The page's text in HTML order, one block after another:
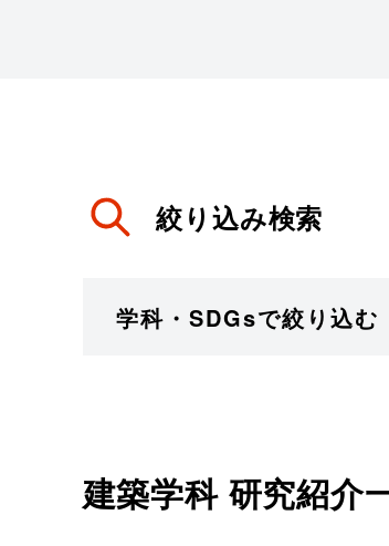
絞り込み検索
学科・SDGsで絞り込む
建築学科研究紹介